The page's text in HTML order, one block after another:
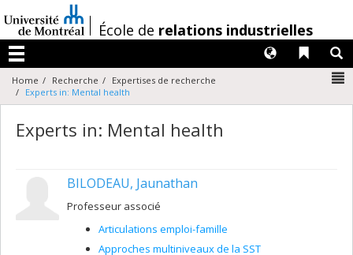
au
contenu
/École de relations industrielles
Menu
Liens
Langues
Home Recherche
Expertises de recherche
Experts in: Mental health
Experts in: Mental health
BILODEAU, Jaunathan
Professeur associé
Articulations emploi-famille
Approches multiniveaux de la SST